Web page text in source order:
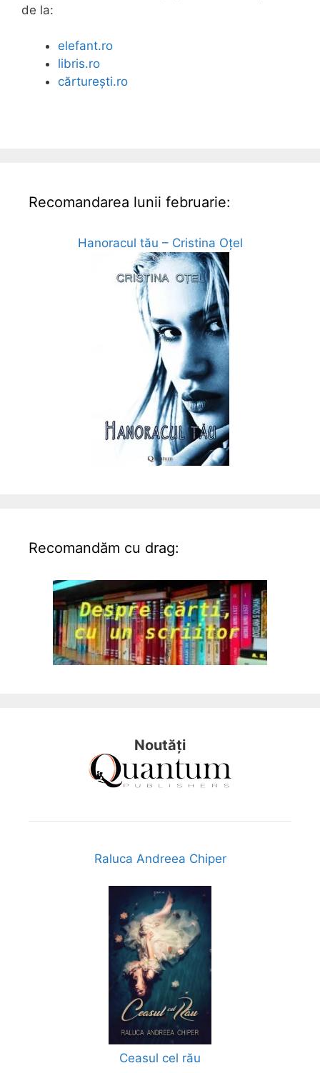
de la:
elefant.ro
libris.ro
cărturești.ro
Recomandarea lunii februarie:
Hanoracul tău – Cristina Oțel
Recomandăm cu drag:
Noutăți
Raluca Andreea Chiper
Ceasul cel rău